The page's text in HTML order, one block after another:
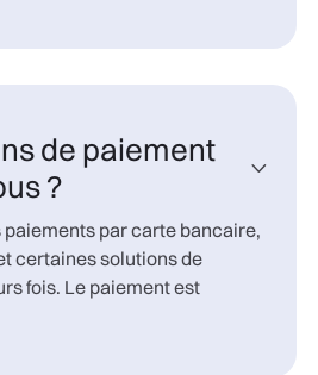
de paiement
?

par carte bancaire,
certaines solutions de
fois. Le paiement est